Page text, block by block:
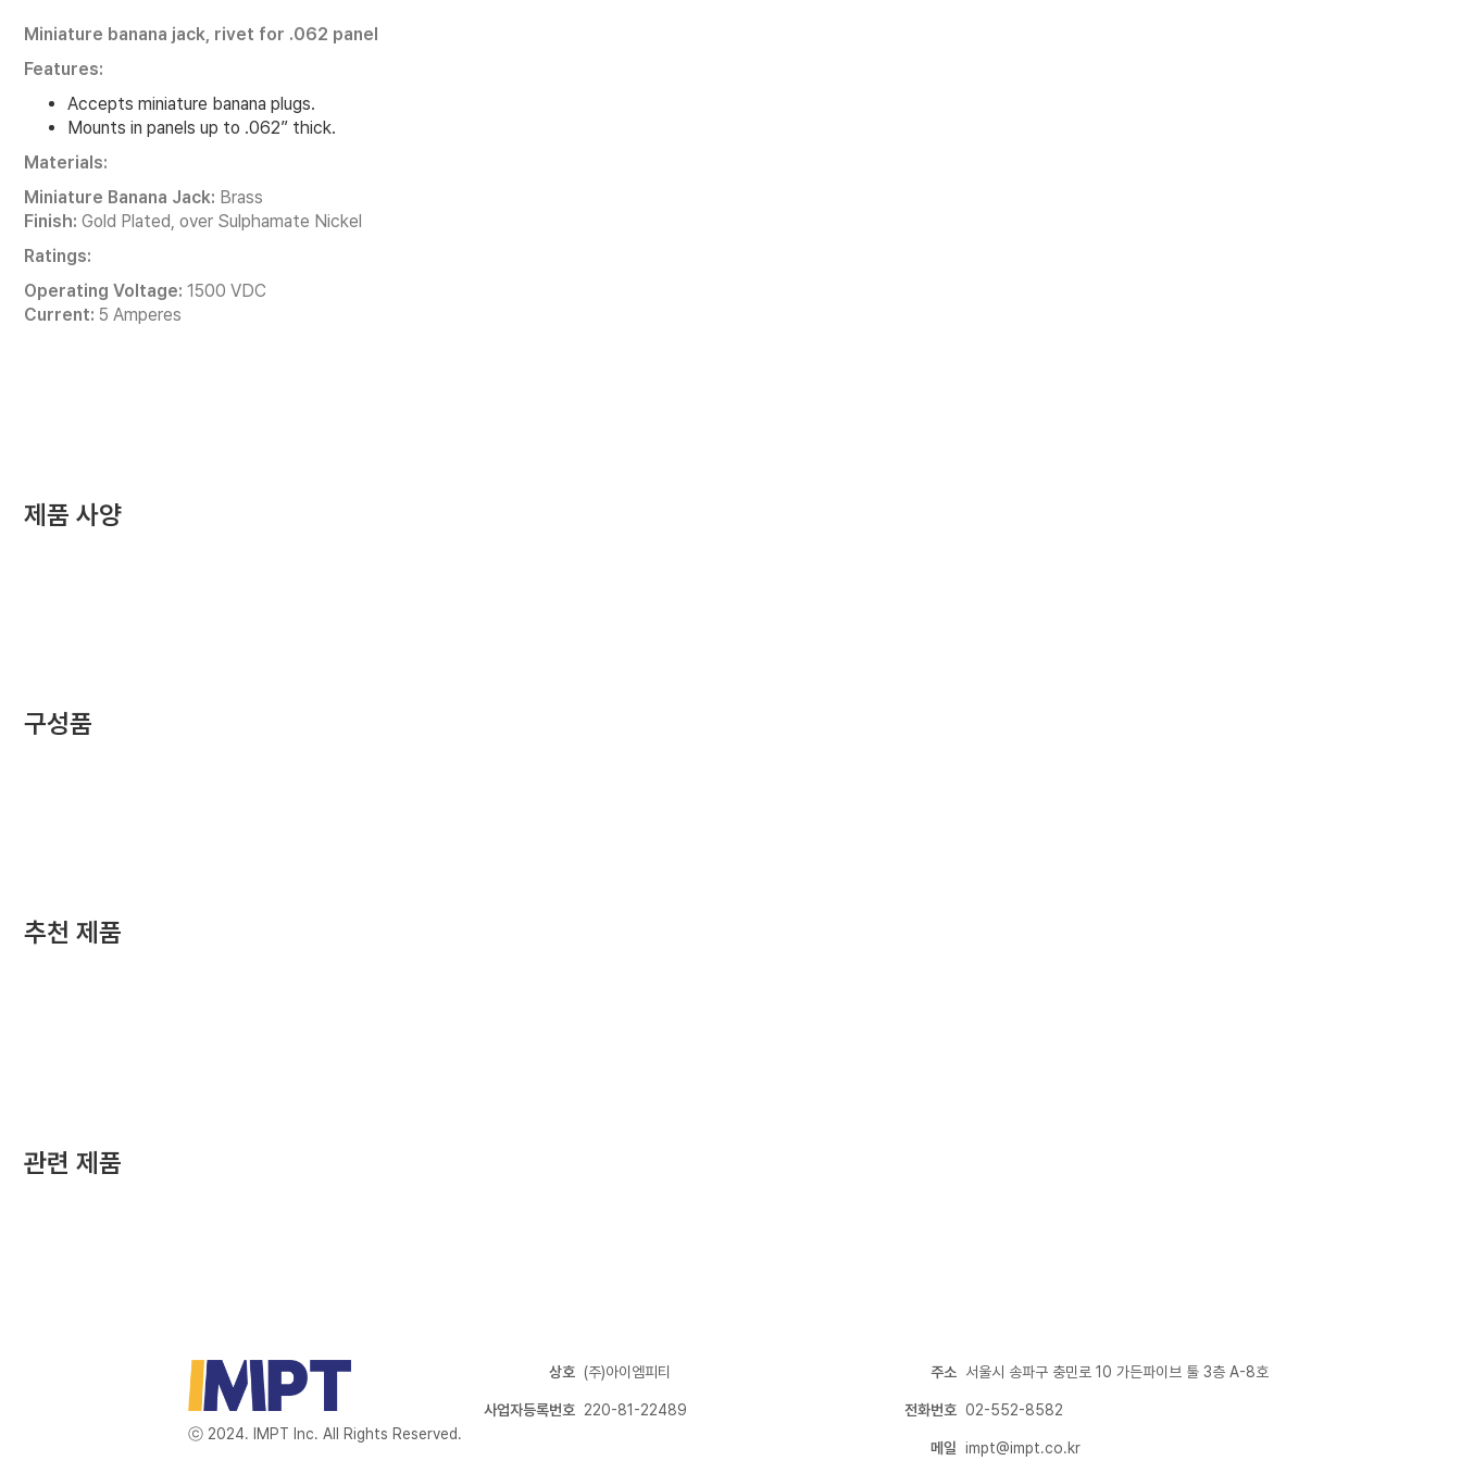
Miniature banana jack, rivet for .062 panel
Features:
Accepts miniature banana plugs.
Mounts in panels up to .062” thick.
Materials:
Miniature Banana Jack: Brass
Finish: Gold Plated, over Sulphamate Nickel
Ratings:
Operating Voltage: 1500 VDC
Current: 5 Amperes
제품 사양
구성품
추천 제품
관련 제품
ⓒ 2024. IMPT Inc. All Rights Reserved.
(주)아이엠피티
상호
사업자등록번호 220-81-22489
주소 서울시 송파구 충민로 10 가든파이브 툴 3층 A-8호
전화번호 02-552-8582
메일 impt@impt.co.kr